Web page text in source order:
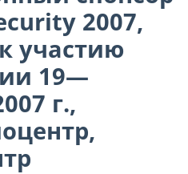
2007,
участию
19—
г.,